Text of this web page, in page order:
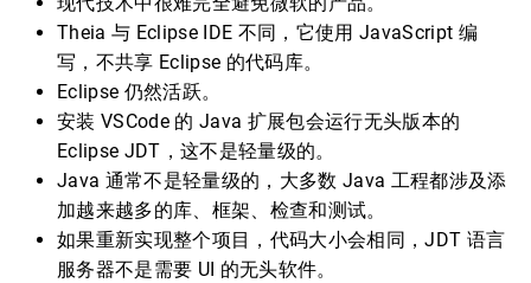
Theia 与 Eclipse IDE 不同，它使用 JavaScript 编
写，不共享 Eclipse 的代码库。
Eclipse 仍然活跃。
安装 VSCode 的 Java 扩展包会运行无头版本的
Eclipse JDT，这不是轻量级的。
Java 通常不是轻量级的，大多数 Java 工程都涉及添
加越来越多的库、框架、检查和测试。
如果重新实现整个项目，代码大小会相同，JDT 语言
服务器不是需要 UI 的无头软件。